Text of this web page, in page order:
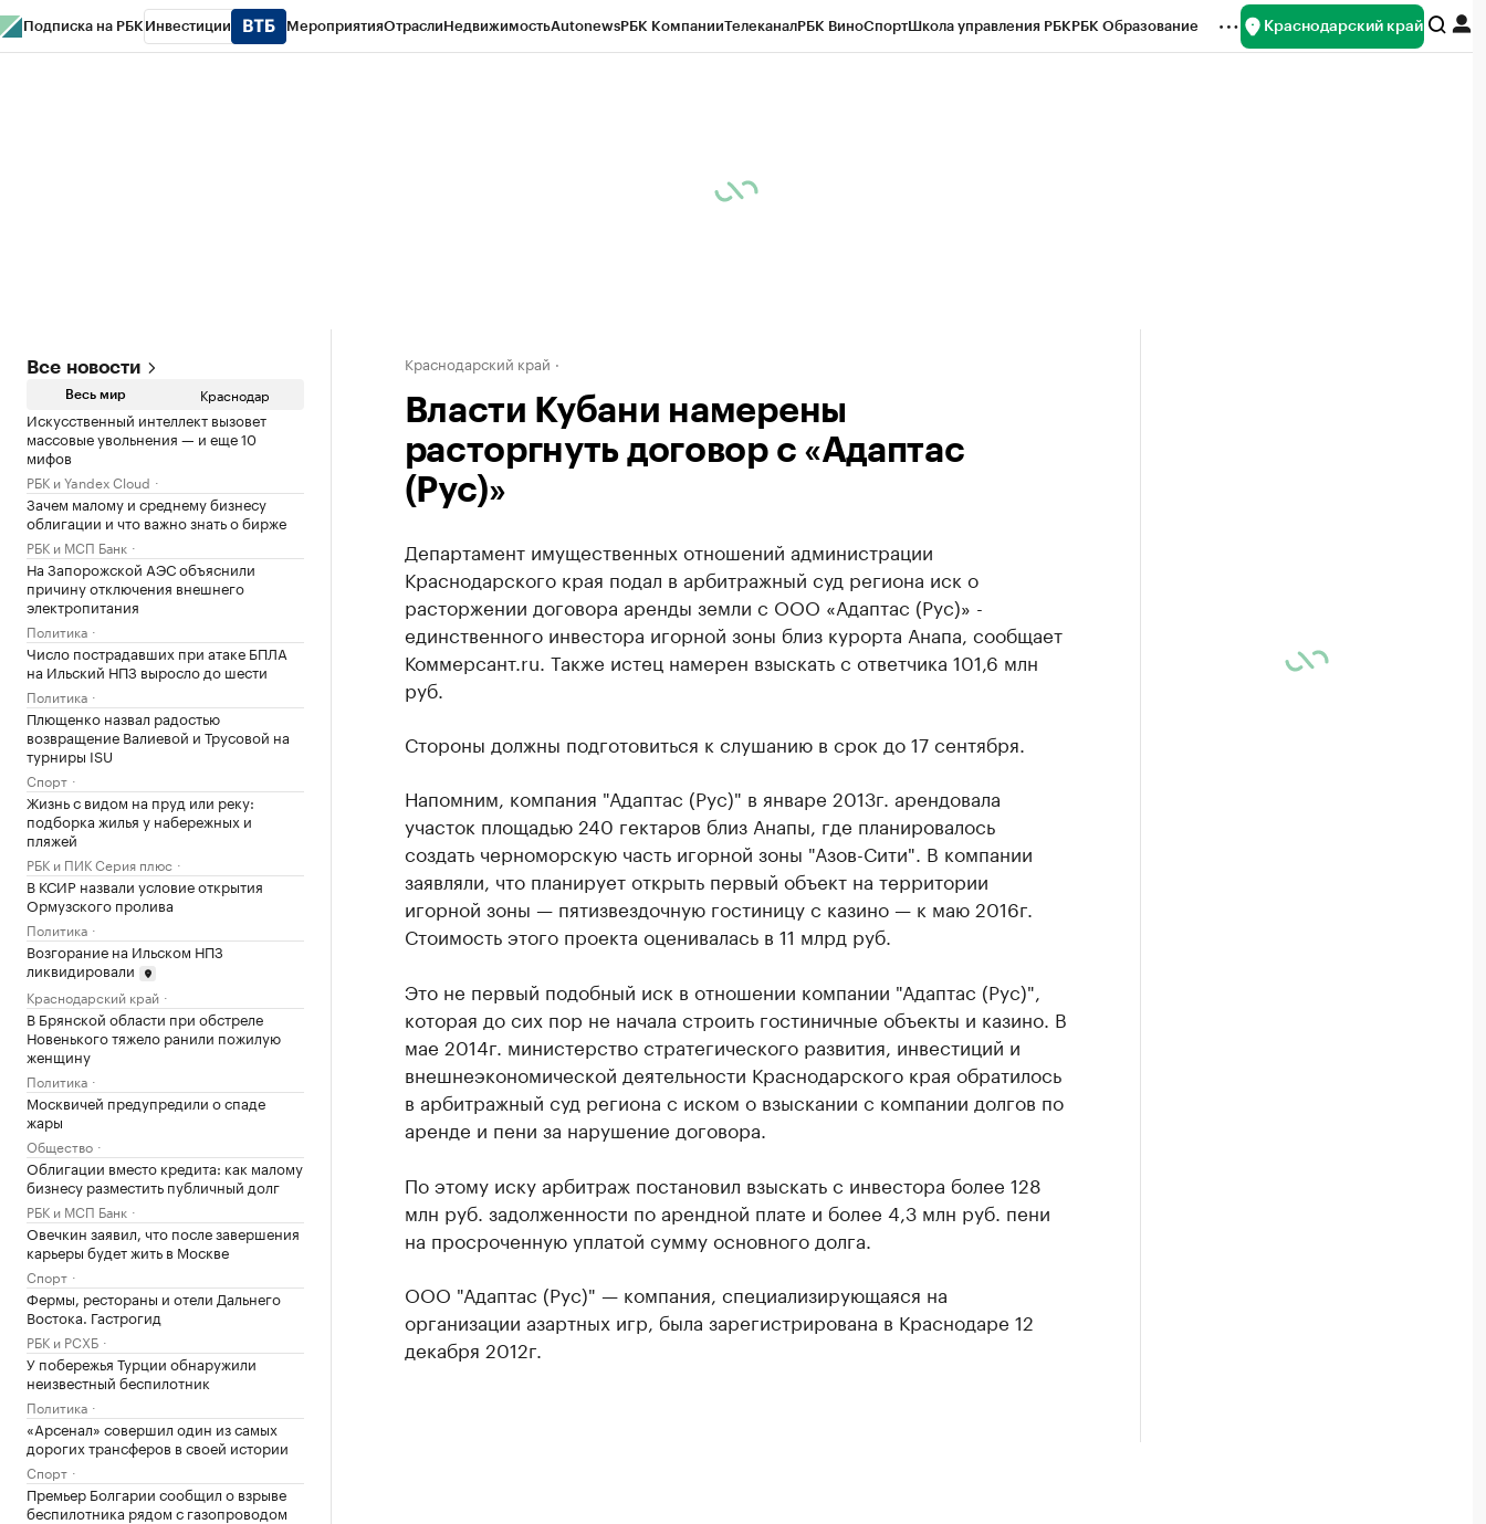
Подписка на РБК Инвестиции МероприятияОтраслиНедвижимостьAutonewsРБК КомпанииТелеканалРБК ВиноСпортШкола управления РБКРБК Образование Краснодарский край
Все новости
Весь мир Краснодар
Искусственный интеллект вызовет
массовые увольнения — и еще 10
мифов
РБК и Yandex Cloud
Зачем малому и среднему бизнесу
облигации и что важно знать о бирже
РБК и МСП Банк
На Запорожской АЭС объяснили
причину отключения внешнего
электропитания
Политика
Число пострадавших при атаке БПЛА
на Ильский НПЗ выросло до шести
Политика
Плющенко назвал радостью
возвращение Валиевой и Трусовой на
турниры ISU
Спорт
Жизнь с видом на пруд или реку:
подборка жилья у набережных и
пляжей
РБК и ПИК Серия плюс
В КСИР назвали условие открытия
Ормузского пролива
Политика
Возгорание на Ильском НПЗ
ликвидировали
Краснодарский край
В Брянской области при обстреле
Новенького тяжело ранили пожилую
женщину
Политика
Москвичей предупредили о спаде
жары
Общество
Облигации вместо кредита: как малому
бизнесу разместить публичный долг
РБК и МСП Банк
Овечкин заявил, что после завершения
карьеры будет жить в Москве
Спорт
Фермы, рестораны и отели Дальнего
Востока. Гастрогид
РБК и РСХБ
У побережья Турции обнаружили
неизвестный беспилотник
Политика
«Арсенал» совершил один из самых
дорогих трансферов в своей истории
Спорт
Премьер Болгарии сообщил о взрыве
беспилотника рядом с газопроводом
Краснодарский край
Власти Кубани намерены
расторгнуть договор с «Адаптас
(Рус)»
Департамент имущественных отношений администрации
Краснодарского края подал в арбитражный суд региона иск о
расторжении договора аренды земли с ООО «Адаптас (Рус)» -
единственного инвестора игорной зоны близ курорта Анапа, сообщает
Коммерсант.ru. Также истец намерен взыскать с ответчика 101,6 млн
руб.
Стороны должны подготовиться к слушанию в срок до 17 сентября.
Напомним, компания "Адаптас (Рус)" в январе 2013г. арендовала
участок площадью 240 гектаров близ Анапы, где планировалось
создать черноморскую часть игорной зоны "Азов-Сити". В компании
заявляли, что планирует открыть первый объект на территории
игорной зоны — пятизвездочную гостиницу с казино — к маю 2016г.
Стоимость этого проекта оценивалась в 11 млрд руб.
Это не первый подобный иск в отношении компании "Адаптас (Рус)",
которая до сих пор не начала строить гостиничные объекты и казино. В
мае 2014г. министерство стратегического развития, инвестиций и
внешнеэкономической деятельности Краснодарского края обратилось
в арбитражный суд региона с иском о взыскании с компании долгов по
аренде и пени за нарушение договора.
По этому иску арбитраж постановил взыскать с инвестора более 128
млн руб. задолженности по арендной плате и более 4,3 млн руб. пени
на просроченную уплатой сумму основного долга.
ООО "Адаптас (Рус)" — компания, специализирующаяся на
организации азартных игр, была зарегистрирована в Краснодаре 12
декабря 2012г.